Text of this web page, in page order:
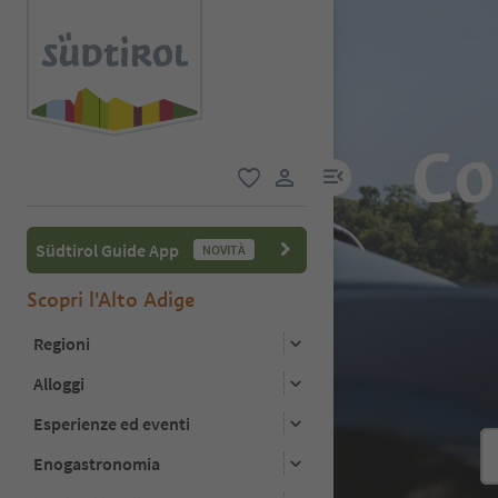
user link
menu link
Südtirol Guide App NOVITÀ
Scopri l'Alto Adige
Regioni
Alloggi
Esperienze ed eventi
Enogastronomia